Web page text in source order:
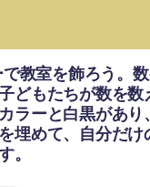
教室を飾ろう。
どもたちが数を
ラーと白黒があ
埋めて、自分だ
。